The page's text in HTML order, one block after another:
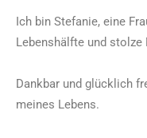
Ich bin Stefanie, eine
Lebenshälfte und
Dankbar und glücklich
meines Lebens.